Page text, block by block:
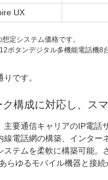
UX
定システム価格です。
ボタンデジタル多機能電話機8
です。
構成に対応し、ス
要通信キャリアのIP電話
線電話網の構築、インタ
ステムを柔軟に構築可能
らゆるモバイル機器と接続